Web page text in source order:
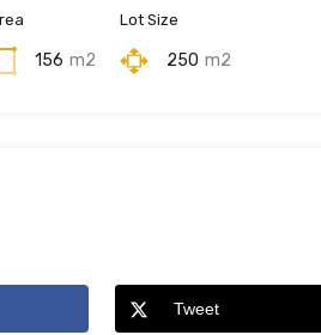
156 m2
Lot Size
250 m2
Tweet